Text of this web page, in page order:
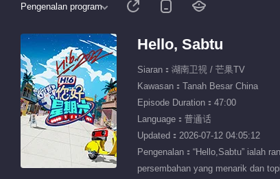
Pengenalan program
Hello, Sabtu
Siaran：湖南卫视 / 芒果TV
Kawasan：Tanah Besar China
Episode Duration：47:00
Language：普通话
Updated：2026-07-12 04:05:12
Pengenalan：“Hello,Sabtu” ialah
persembahan yang menarik dan